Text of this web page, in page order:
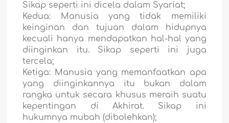
Sikap seperti ini dicela dalam Syariat;
Kedua: Manusia yang tidak memiliki
keinginan dan tujuan dalam hidupnya
kecuali hanya mendapatkan hal-hal yang
diinginkan itu. Sikap seperti ini juga
tercela;
Ketiga: Manusia yang memanfaatkan apa
yang diinginkannya itu bukan dalam
rangka untuk secara khusus meraih suatu
kepentingan di Akhirat. Sikap ini
hukumnya mubah (dibolehkan);